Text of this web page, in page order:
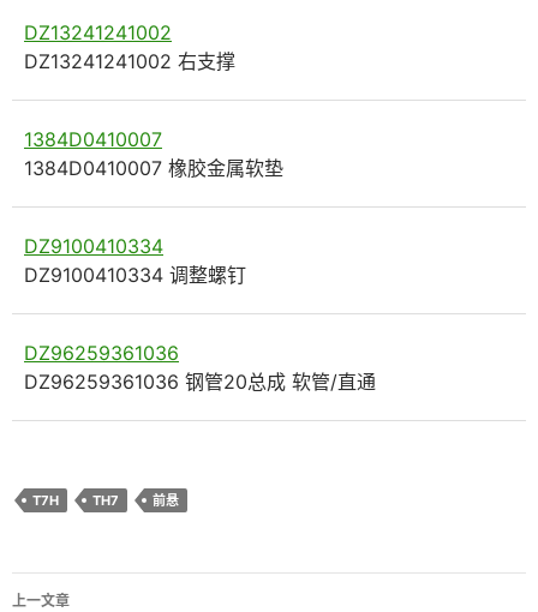
DZ13241241002
DZ13241241002 右支撑
1384D0410007
1384D0410007 橡胶金属软垫
DZ9100410334
DZ9100410334 调整螺钉
DZ96259361036
DZ96259361036 钢管20总成 软管/直通
T7H TH7 前悬
文
上一文章